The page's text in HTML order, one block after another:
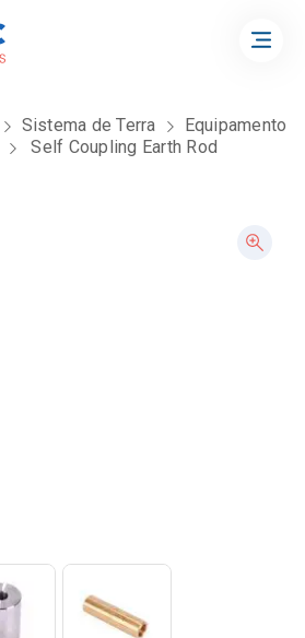
Sistema de Terra
Equipamento
Self Coupling Earth Rod